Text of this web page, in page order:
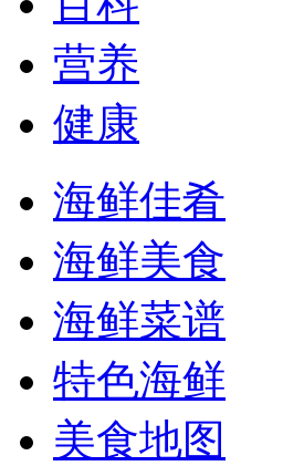
营养
健康
海鲜佳肴
海鲜美食
海鲜菜谱
特色海鲜
美食地图